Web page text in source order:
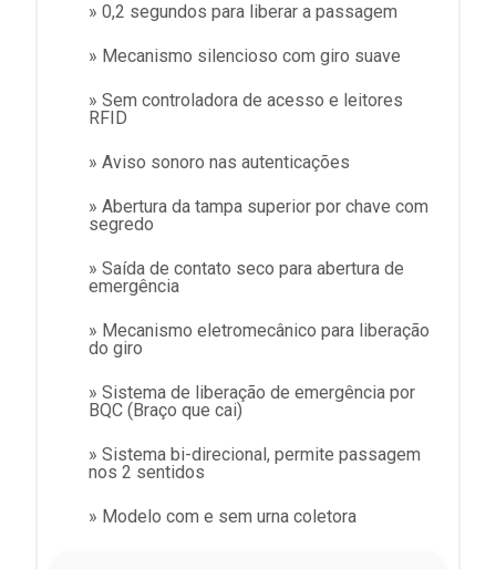
» 0,2 segundos para liberar a passagem
» Mecanismo silencioso com giro suave
» Sem controladora de acesso e leitores
RFID
» Aviso sonoro nas autenticações
» Abertura da tampa superior por chave com
segredo
» Saída de contato seco para abertura de
emergência
» Mecanismo eletromecânico para liberação
do giro
» Sistema de liberação de emergência por
BQC (Braço que cai)
» Sistema bi-direcional, permite passagem
nos 2 sentidos
» Modelo com e sem urna coletora